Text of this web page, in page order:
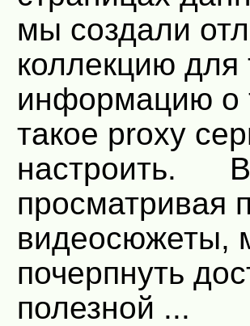
мы создали
коллекцию для
информацию о
такое proxy
настроить.
просматривая
видеосюжеты,
почерпнуть
полезной ...